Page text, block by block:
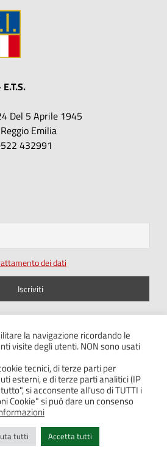
Del 5 Aprile 1945
Emilia
432991
dei dati
la navigazione ricordando le
visite degli utenti. NON sono usati
tecnici, di terze parti per
esterni, e di terze parti analitici (IP
si acconsente all'uso di TUTTI i
Cookie" si può dare un consenso
tutti Accetta tutti